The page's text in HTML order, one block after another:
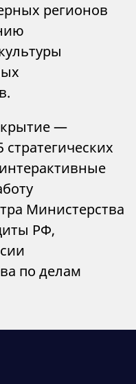
регионов
—
Министерства
РФ,
по делам